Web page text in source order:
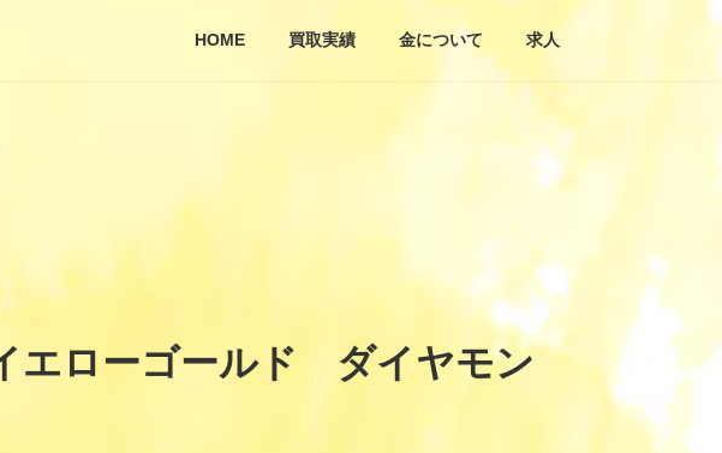
HOME 買取実績 金について 求人
ローゴールド ダイヤモン